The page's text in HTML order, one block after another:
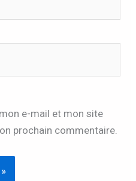
e-mail et mon site
prochain commentaire.